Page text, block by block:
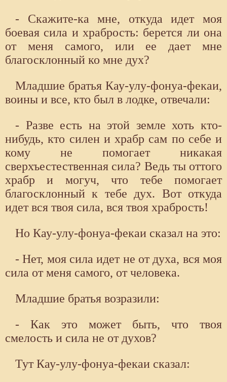
- Скажите-ка мне, откуда идет моя
боевая сила и храбрость: берется ли она
от меня самого, или ее дает мне
благосклонный ко мне дух?
Младшие братья Кау-улу-фонуа-фекаи,
воины и все, кто был в лодке, отвечали:
- Разве есть на этой земле хоть кто-
нибудь, кто силен и храбр сам по себе и
кому не помогает никакая
сверхъестественная сила? Ведь ты оттого
храбр и могуч, что тебе помогает
благосклонный к тебе дух. Вот откуда
идет вся твоя сила, вся твоя храбрость!
Но Кау-улу-фонуа-фекаи сказал на это:
- Нет, моя сила идет не от духа, вся моя
сила от меня самого, от человека.
Младшие братья возразили:
- Как это может быть, что твоя
смелость и сила не от духов?
Тут Кау-улу-фонуа-фекаи сказал: